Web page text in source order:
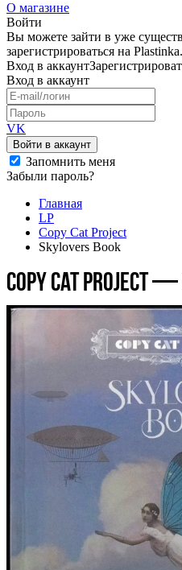
О магазине
Войти
Вы можете зайти в уже
зарегистрироваться на
Вход в аккаунт
Вход в аккаунт
VK
Войти в аккаунт
Запомнить меня
Забыли пароль?
Главная
LP
Copy Cat Project
Skylovers Book
Copy Cat Project